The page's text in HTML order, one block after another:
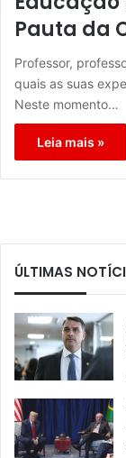
Pauta da
Professor,
quais as suas
Neste momento…
Leia mais »
ÚLTIMAS